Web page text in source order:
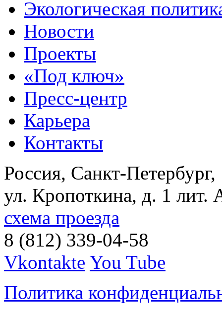
Экологическая
Новости
Проекты
«Под ключ»
Пресс-центр
Карьера
Контакты
Россия, Санкт-Петербург,
ул. Кропоткина, д. 1 лит.
схема проезда
8 (812) 339-04-58
Vkontakte You Tube
Политика